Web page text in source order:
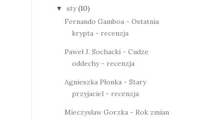
▼ sty (10)
Fernando Gamboa - Ostatnia
krypta - recenzja
Paweł J. Sochacki - Cudze
oddechy - recenzja
Agnieszka Płonka - Stary
przyjaciel - recenzja
Mieczysław Gorzka - Rok zmian